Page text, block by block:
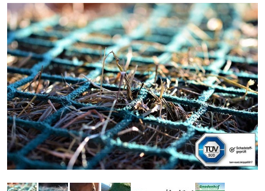
Doppelt antippen zum
vergrößern